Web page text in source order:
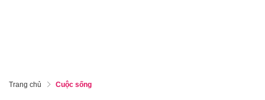
Trang chủ Cuộc sống